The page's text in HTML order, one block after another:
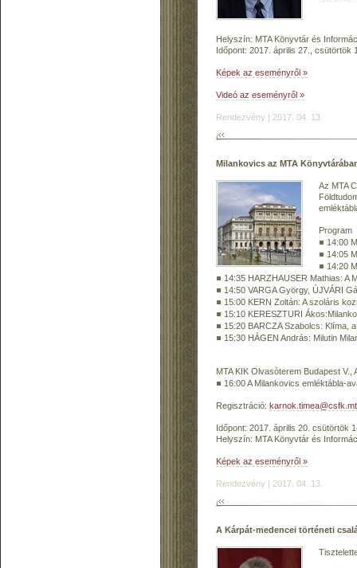
Helyszín: MTA Könyvtár és
Időpont: 2017. április 27., csütörtök
Képek az eseményről »
Videó az eseményről »
Rendezvény | 2017. 04. 13.
Milankovics az MTA
Az MTA
Program
14:00
14:05
14:20
14:35 HARZHAUSER Mathias: A
14:50 VARGA György, ÚJVÁRI
15:00 KERN Zoltán: A szoláris
15:10 KERESZTURI
15:20 BARCZA Szabolcs: Klíma,
15:30 HÁGEN András: Milutin
MTA KIK Olvasóterem Budapest
16:00 A Milankovics emléktábla-
Regisztráció:
Időpont: 2017. április 20. csütörtök
Helyszín: MTA Könyvtár és
Képek az eseményről »
Rendezvény | 2017. 04. 13.
A Kárpát-medencei történeti